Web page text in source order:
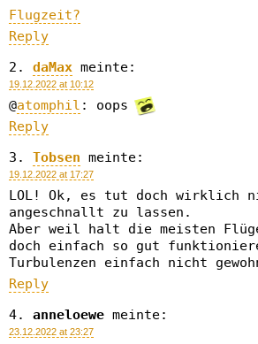
Flugzeit?
Reply
daMax meinte:
19.12.2022 at 10:12
@atomphil : oops
Reply
Tobsen meinte:
19.12.2022 at 17:27
LOL! Ok, es tut doch wirklich
angeschnallt zu lassen.
Aber weil halt die meisten
doch einfach so gut
Turbulenzen einfach nicht
Reply
anneloewe meinte:
23.12.2022 at 23:27